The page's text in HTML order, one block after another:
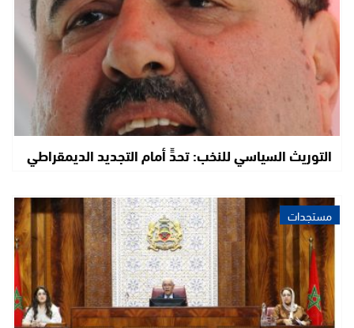
التوريث السياسي للنخب: تحدٍّ أمام التجديد الديمقراطي
مستجدات